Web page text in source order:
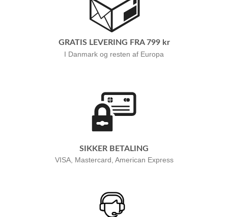
GRATIS LEVERING FRA 799 kr
I Danmark og resten af Europa
SIKKER BETALING
VISA, Mastercard, American Express